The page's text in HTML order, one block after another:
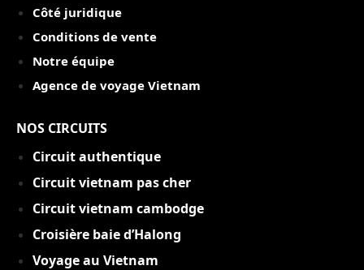
Côté juridique
Conditions de vente
Notre équipe
Agence de voyage Vietnam
NOS CIRCUITS
Circuit authentique
Circuit vietnam pas cher
Circuit vietnam cambodge
Croisière baie d’Halong
Voyage au Vietnam